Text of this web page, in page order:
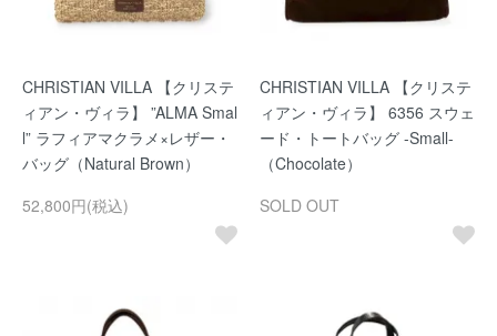
CHRISTIAN VILLA 【クリステ
ィアン・ヴィラ】 ”ALMA Smal
l” ラフィアマクラメ×レザー・
バッグ（Natural Brown）
52,800円(税込)
CHRISTIAN VILLA 【クリステ
ィアン・ヴィラ】 6356 スウェ
ード・トートバッグ -Small-
（Chocolate）
SOLD OUT